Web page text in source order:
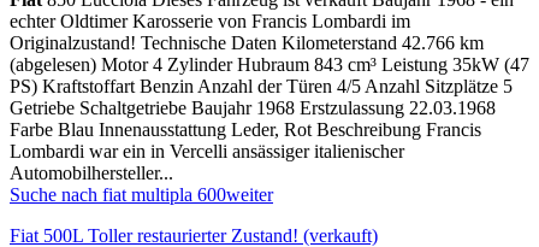
echter Oldtimer Karosserie von Francis Lombardi im
Originalzustand! Technische Daten Kilometerstand 42.766 km
(abgelesen) Motor 4 Zylinder Hubraum 843 cm³ Leistung 35kW (47
PS) Kraftstoffart Benzin Anzahl der Türen 4/5 Anzahl Sitzplätze 5
Getriebe Schaltgetriebe Baujahr 1968 Erstzulassung 22.03.1968
Farbe Blau Innenausstattung Leder, Rot Beschreibung Francis
Lombardi war ein in Vercelli ansässiger italienischer
Automobilhersteller...
Suche nach fiat multipla 600weiter
Fiat 500L Toller restaurierter Zustand! (verkauft)